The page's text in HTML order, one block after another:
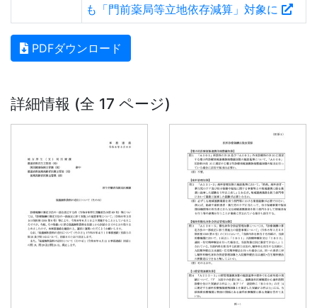
も「門前薬局等立地依存減算」対象に
PDFダウンロード
詳細情報 (全 17 ページ)